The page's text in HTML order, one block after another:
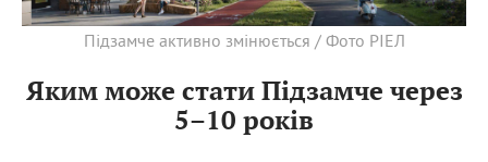
Підзамче активно змінюється / Фото РІЕЛ
Яким може стати Підзамче через
5–10 років